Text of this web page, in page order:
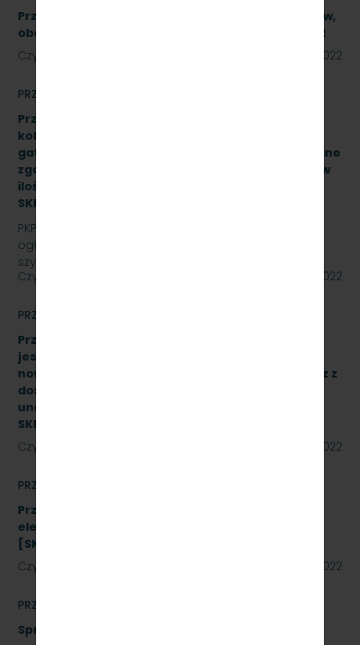
Przetarg nieograniczony na naprawę podzespołów,
obejmującą trzy zadania. Znak SKMMU.086.39A.22
Czytaj dalej
12 września 2022
PRZETARGI
Przetarg nieograniczony na zakup i dostawę szyn
kolejowych 49E1 o jednostkowej długości 30 mb,
gatunek stali R260, odmiana ”S”, klasa AX wykonane
zgodnie z normą PN-EN 13674-1 ILK3d – 518/03/07 w
ilości (37,043Ton) – 25 sztuk, znak:
SKMMU.086.54.22.
PKP SZYBKA KOLEJ MIEJSKA W TRÓJMIEŚCIE Sp. z o.o.
ogłasza przetarg nieograniczony na zakup i dostawę
szyn kolejowych 49E1 o jednostkowej długości 30…
Czytaj dalej
09 września 2022
PRZETARGI
Przetarg nieograniczony, którego przedmiotem
jest dostawa 10 wieloczłonowych fabrycznie
nowych elektrycznych zespołów trakcyjnych wraz z
dostawą sprzętu przeznaczonego do
unowocześnienia zaplecza utrzymania taboru
SKMMU.086.26.22
Czytaj dalej
02 września 2022
PRZETARGI
Przetarg nieograniczony na zakup energii
elektrycznej nietrakcyjnej na rok 2023
[SKMMU.086.48.22]
Czytaj dalej
02 września 2022
PRZETARGI
Sprzedaż auta osobowego Skoda SuperB